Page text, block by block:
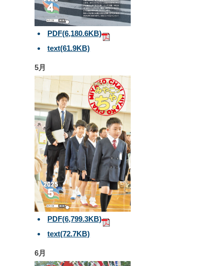
PDF(6,180.6KB)
text(61.9KB)
5月
PDF(6,799.3KB)
text(72.7KB)
6月